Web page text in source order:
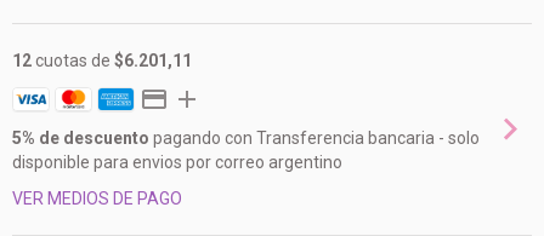
12cuotas de $6.201,11
5% de descuento pagando con Transferencia bancaria - solo
disponible para envios por correo argentino
VER MEDIOS DE PAGO